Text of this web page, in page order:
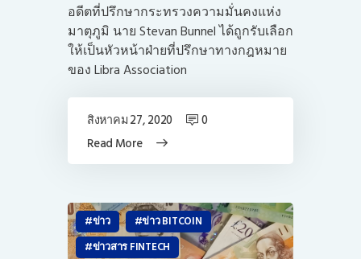
อดีตที่ปรึกษากระทรวงความมั่นคงแห่ง
มาตุภูมิ นาย Stevan Bunnel ได้ถูกรับเลือก
ให้เป็นหัวหน้าฝ่ายที่ปรึกษาทางกฎหมาย
ของ Libra Association
Read More
สิงหาคม 27, 2020 0
ข่าว
ข่าว BITCOIN
ข่าวสาร FINTECH